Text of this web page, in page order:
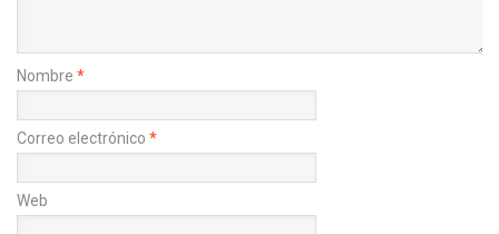
Nombre *
Correo electrónico *
Web